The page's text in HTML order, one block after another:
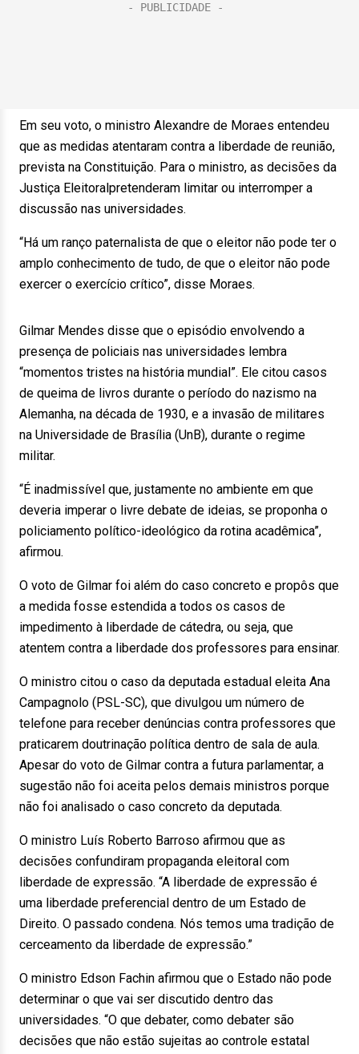
Em seu voto, o ministro Alexandre de Moraes entendeu
que as medidas atentaram contra a liberdade de reunião,
prevista na Constituição. Para o ministro, as decisões da
Justiça Eleitoralpretenderam limitar ou interromper a
discussão nas universidades.
“Há um ranço paternalista de que o eleitor não pode ter o
amplo conhecimento de tudo, de que o eleitor não pode
exercer o exercício crítico”, disse Moraes.
Gilmar Mendes disse que o episódio envolvendo a
presença de policiais nas universidades lembra
“momentos tristes na história mundial”. Ele citou casos
de queima de livros durante o período do nazismo na
Alemanha, na década de 1930, e a invasão de militares
na Universidade de Brasília (UnB), durante o regime
militar.
“É inadmissível que, justamente no ambiente em que
deveria imperar o livre debate de ideias, se proponha o
policiamento político-ideológico da rotina acadêmica”,
afirmou.
O voto de Gilmar foi além do caso concreto e propôs que
a medida fosse estendida a todos os casos de
impedimento à liberdade de cátedra, ou seja, que
atentem contra a liberdade dos professores para ensinar.
O ministro citou o caso da deputada estadual eleita Ana
Campagnolo (PSL-SC), que divulgou um número de
telefone para receber denúncias contra professores que
praticarem doutrinação política dentro de sala de aula.
Apesar do voto de Gilmar contra a futura parlamentar, a
sugestão não foi aceita pelos demais ministros porque
não foi analisado o caso concreto da deputada.
O ministro Luís Roberto Barroso afirmou que as
decisões confundiram propaganda eleitoral com
liberdade de expressão. “A liberdade de expressão é
uma liberdade preferencial dentro de um Estado de
Direito. O passado condena. Nós temos uma tradição de
cerceamento da liberdade de expressão.”
O ministro Edson Fachin afirmou que o Estado não pode
determinar o que vai ser discutido dentro das
universidades. “O que debater, como debater são
decisões que não estão sujeitas ao controle estatal